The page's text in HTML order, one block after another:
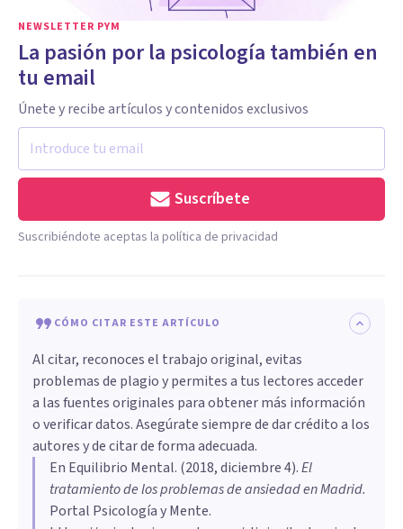
NEWSLETTER PYM
La pasión por la psicología también en
tu email
Únete y recibe artículos y contenidos exclusivos
Suscríbete
Suscribiéndote aceptas la política de privacidad
CÓMO CITAR ESTE ARTÍCULO
Al citar, reconoces el trabajo original, evitas
problemas de plagio y permites a tus lectores acceder
a las fuentes originales para obtener más información
o verificar datos. Asegúrate siempre de dar crédito a los
autores y de citar de forma adecuada.
En Equilibrio Mental. (2018, diciembre 4).El
tratamiento de los problemas de ansiedad en Madrid.
Portal Psicología y Mente.